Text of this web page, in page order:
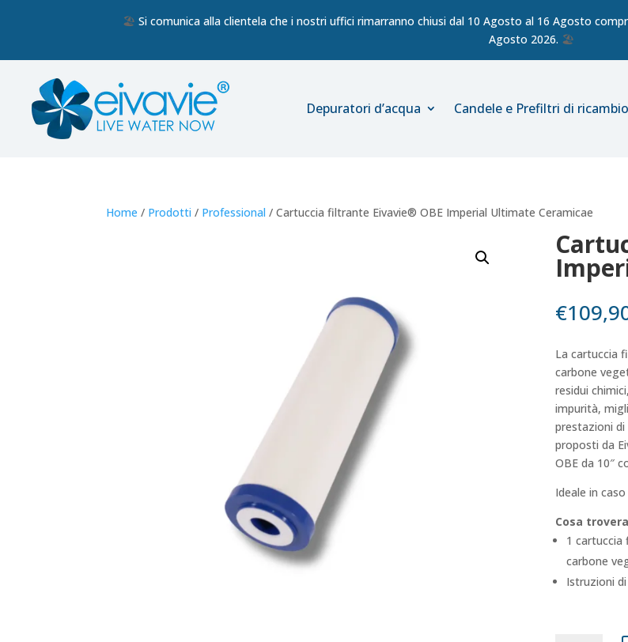
🏖️ Si comunica alla clientela che i nostri uffici rimarranno chiusi dal 10 Agosto al 16 Agosto
Agosto 2026. 🏖️
Depuratori d’acqua Candele e Prefiltri di ricambio
Home / Prodotti / Professional / Cartuccia filtrante Eivavie® OBE Imperial Ultimate Ceramicae
€
La cartuccia
carbone
residui
impurità,
prestazioni di
proposti da
OBE da 10″
Ideale in
Cosa
1 cartuccia
carbone
Istruzioni